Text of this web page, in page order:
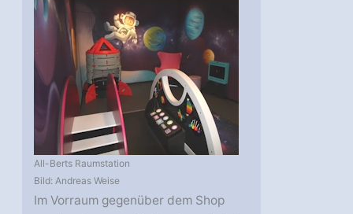
All-Berts Raumstation
Bild: Andreas Weise
Im Vorraum gegenüber dem Shop